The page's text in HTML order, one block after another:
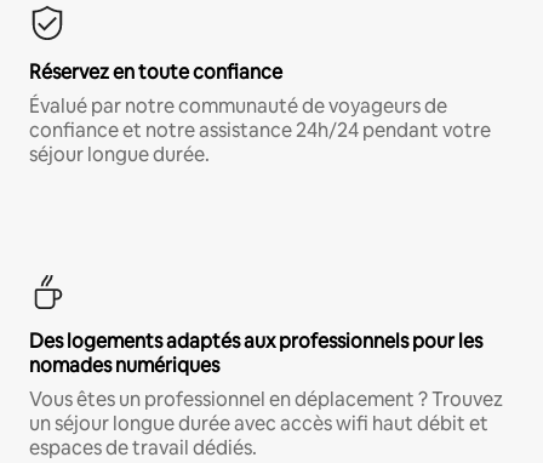
Réservez en toute confiance
Évalué par notre communauté de voyageurs de
confiance et notre assistance 24h/24 pendant votre
séjour longue durée.
Des logements adaptés aux professionnels pour les
nomades numériques
Vous êtes un professionnel en déplacement ? Trouvez
un séjour longue durée avec accès wifi haut débit et
espaces de travail dédiés.